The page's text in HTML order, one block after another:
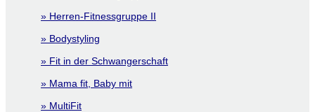
Herren-Fitnessgruppe II
Bodystyling
Fit in der Schwangerschaft
Mama fit, Baby mit
MultiFit